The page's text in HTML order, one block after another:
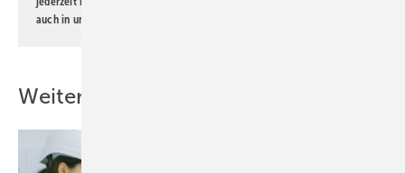
auch in unserer
Weitere Inhalte